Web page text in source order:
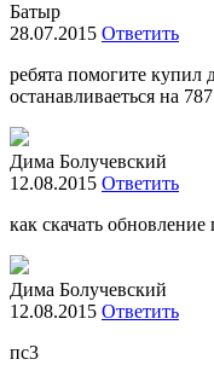
Батыр
28.07.2015 Ответить
ребята помогите купил
останавливаеться на
Дима Болучевский
12.08.2015 Ответить
как скачать обновление
Дима Болучевский
12.08.2015 Ответить
пс3